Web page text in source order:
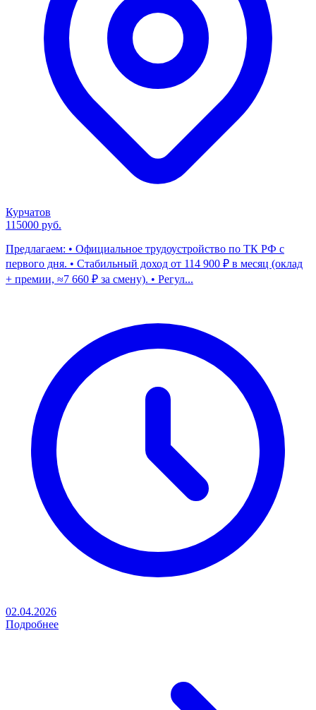
Курчатов
115000 руб.
Предлагаем: • Официальное трудоустройство по ТК РФ с
первого дня. • Стабильный доход от 114 900 ₽ в месяц (оклад
+ премии, ≈7 660 ₽ за смену). • Регул...
02.04.2026
Подробнее